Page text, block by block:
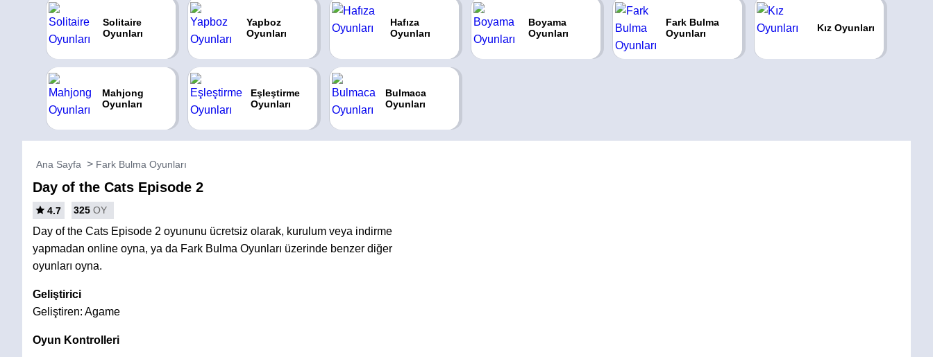
Solitaire
Oyunları
Yapboz
Oyunları
Hafıza
Oyunları
Boyama
Oyunları
Fark Bulma
Oyunları
Kız Oyunları
Mahjong
Oyunları
Eşleştirme
Oyunları
Bulmaca
Oyunları
Ana Sayfa Fark Bulma Oyunları
Day of the Cats Episode 2
4.7 325 OY
Day of the Cats Episode 2 oyununu ücretsiz olarak, kurulum veya indirme
yapmadan online oyna, ya da Fark Bulma Oyunları üzerinde benzer diğer
oyunları oyna.
Geliştirici
Geliştiren: Agame
Oyun Kontrolleri